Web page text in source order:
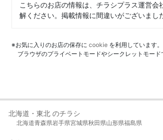
こちらのお店の情報は、チラシプラス運営
解ください。掲載情報に間違いがございまし
※お気に入りのお店の保存に cookie を利用しています。
ブラウザのプライベートモードやシークレットモー
北海道・東北 のチラシ
北海道青森県岩手県宮城県秋田県山形県福島県